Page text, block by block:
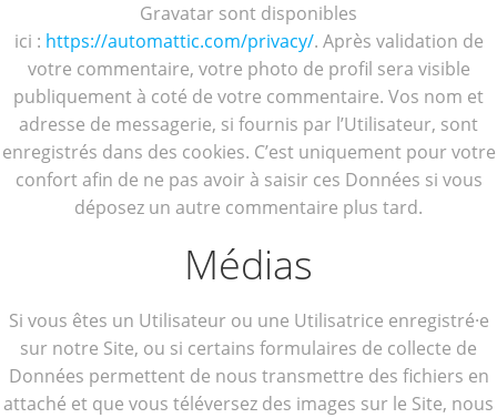
Gravatar sont disponibles
ici : https://automattic.com/privacy/. Après validation de
votre commentaire, votre photo de profil sera visible
publiquement à coté de votre commentaire. Vos nom et
adresse de messagerie, si fournis par l’Utilisateur, sont
enregistrés dans des cookies. C’est uniquement pour votre
confort afin de ne pas avoir à saisir ces Données si vous
déposez un autre commentaire plus tard.
Médias
Si vous êtes un Utilisateur ou une Utilisatrice enregistré·e
sur notre Site, ou si certains formulaires de collecte de
Données permettent de nous transmettre des fichiers en
attaché et que vous téléversez des images sur le Site, nous